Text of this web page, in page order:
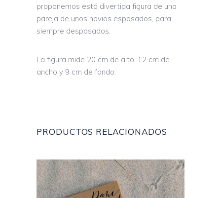
proponemos está divertida figura de una
pareja de unos novios esposados, para
siempre desposados.
La figura mide 20 cm de alto, 12 cm de
ancho y 9 cm de fondo.
PRODUCTOS RELACIONADOS